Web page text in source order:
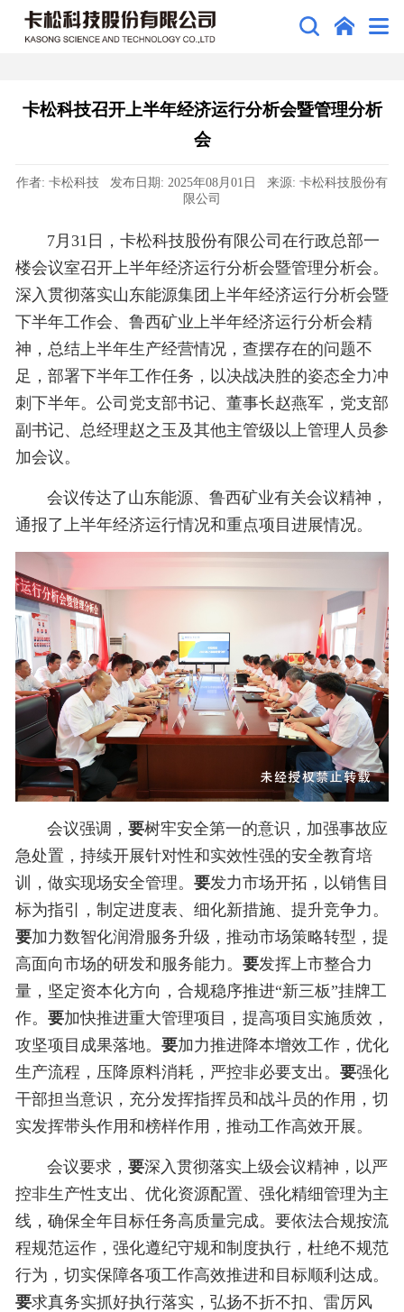
卡松科技召开上半年经济运行分析会暨管理分析
会
作者: 卡松科技 发布日期: 2025年08月01日 来源: 卡松科技股份有
限公司
7月31日，卡松科技股份有限公司在行政总部一
楼会议室召开上半年经济运行分析会暨管理分析会。
深入贯彻落实山东能源集团上半年经济运行分析会暨
下半年工作会、鲁西矿业上半年经济运行分析会精
神，总结上半年生产经营情况，查摆存在的问题不
足，部署下半年工作任务，以决战决胜的姿态全力冲
刺下半年。公司党支部书记、董事长赵燕军，党支部
副书记、总经理赵之玉及其他主管级以上管理人员参
加会议。
会议传达了山东能源、鲁西矿业有关会议精神，
通报了上半年经济运行情况和重点项目进展情况。
会议强调， 要树牢安全第一的意识，加强事故应
急处置，持续开展针对性和实效性强的安全教育培
训，做实现场安全管理。 要发力市场开拓，以销售目
标为指引，制定进度表、细化新措施、提升竞争力。
要加力数智化润滑服务升级，推动市场策略转型，提
高面向市场的研发和服务能力。 要发挥上市整合力
量，坚定资本化方向，合规稳序推进“新三板”挂牌工
作。 要加快推进重大管理项目，提高项目实施质效，
攻坚项目成果落地。 要加力推进降本增效工作，优化
生产流程，压降原料消耗，严控非必要支出。 要强化
干部担当意识，充分发挥指挥员和战斗员的作用，切
实发挥带头作用和榜样作用，推动工作高效开展。
会议要求， 要深入贯彻落实上级会议精神，以严
控非生产性支出、优化资源配置、强化精细管理为主
线，确保全年目标任务高质量完成。要依法合规按流
程规范运作，强化遵纪守规和制度执行，杜绝不规范
行为，切实保障各项工作高效推进和目标顺利达成。
要求真务实抓好执行落实，弘扬不折不扣、雷厉风